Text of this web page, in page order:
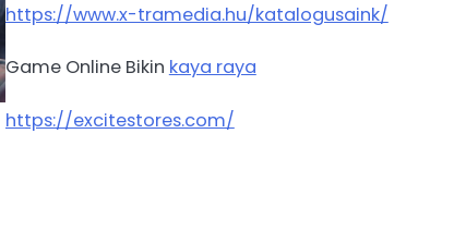
https://www.x-tramedia.hu/katalogusaink/
Game Online Bikin kaya raya
https://excitestores.com/